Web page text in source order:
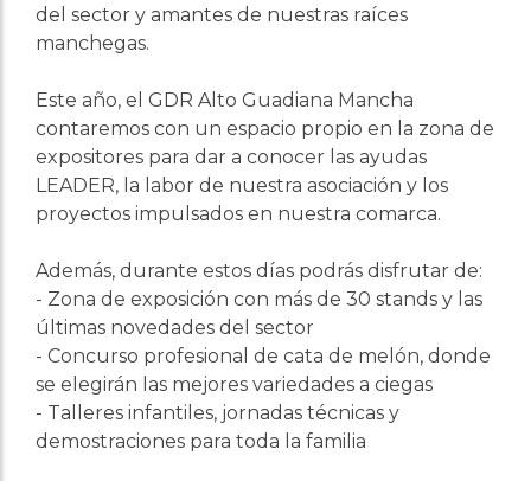
del sector y amantes de nuestras raíces
manchegas.
Este año, el GDR Alto Guadiana Mancha
contaremos con un espacio propio en la zona de
expositores para dar a conocer las ayudas
LEADER, la labor de nuestra asociación y los
proyectos impulsados en nuestra comarca.
Además, durante estos días podrás disfrutar de:
- Zona de exposición con más de 30 stands y las
últimas novedades del sector
- Concurso profesional de cata de melón, donde
se elegirán las mejores variedades a ciegas
- Talleres infantiles, jornadas técnicas y
demostraciones para toda la familia